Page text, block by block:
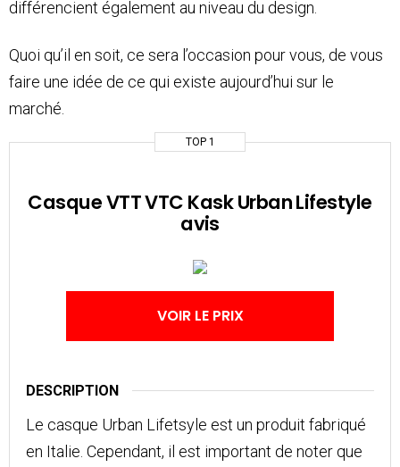
différencient également au niveau du design.
Quoi qu’il en soit, ce sera l’occasion pour vous, de vous
faire une idée de ce qui existe aujourd’hui sur le
marché.
TOP 1
Casque VTT VTC Kask Urban Lifestyle
avis
VOIR LE PRIX
DESCRIPTION
Le casque Urban Lifetsyle est un produit fabriqué
en Italie. Cependant, il est important de noter que